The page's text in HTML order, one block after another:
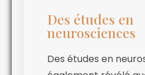
Des études en
neurosciences
Des études en